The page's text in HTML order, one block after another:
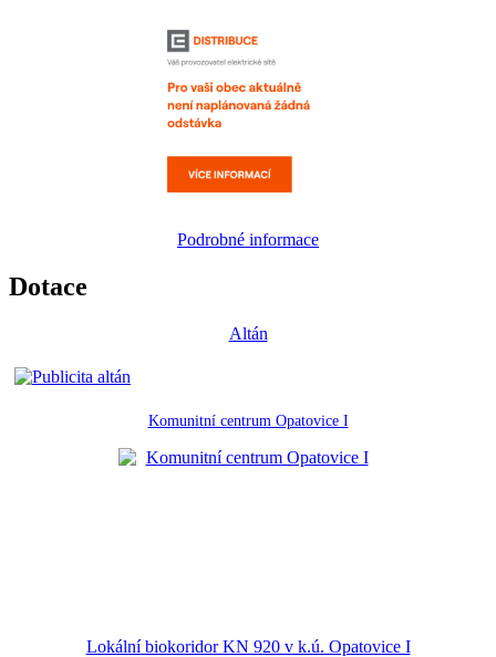
Podrobné informace
Dotace
Altán
Komunitní centrum Opatovice I
Lokální biokoridor KN 920 v k.ú. Opatovice I